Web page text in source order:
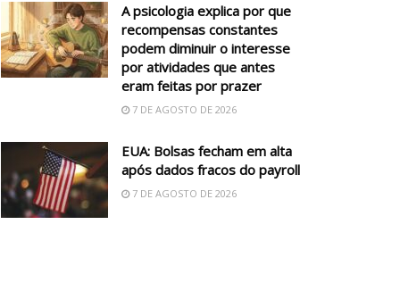
A psicologia explica por que
recompensas constantes
podem diminuir o interesse
por atividades que antes
eram feitas por prazer
7 DE AGOSTO DE 2026
EUA: Bolsas fecham em alta
após dados fracos do payroll
7 DE AGOSTO DE 2026